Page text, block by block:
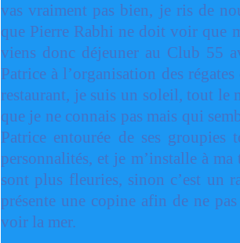
vas vraiment pas bien, je ris de
que Pierre Rabhi ne doit voir que
viens donc déjeuner au Club 55
Patrice à l’organisation des
restaurant, je suis un soleil, tout le
que je ne connais pas mais qui
Patrice entourée de ses groupies
personnalités, et je m’installe à
sont plus fleuries, sinon c’est un
présente une copine afin de ne
voir la mer.